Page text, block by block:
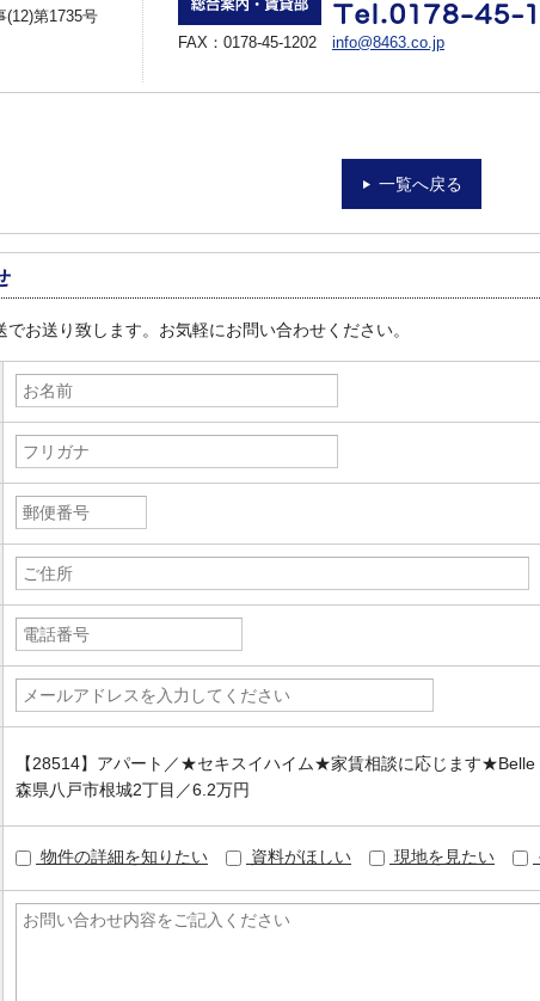
第1735号
FAX：0178-45-1202 info@8463.co.jp
一覧へ戻る
お送り致します。お気軽にお問い合わせください。
【28514】アパート／★セキスイハイム★家賃相談に応じます
森県八戸市根城2丁目／6.2万円
物件の詳細を知りたい 資料がほしい 現地を見たい